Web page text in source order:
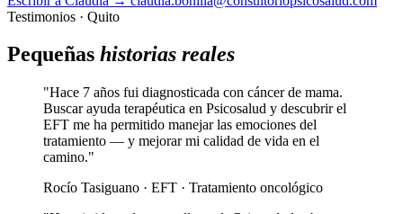
Testimonios · Quito
Pequeñas historias reales
"Hace 7 años fui diagnosticada con cáncer de mama.
Buscar ayuda terapéutica en Psicosalud y descubrir el
EFT me ha permitido manejar las emociones del
tratamiento — y mejorar mi calidad de vida en el
camino."
Rocío Tasiguano · EFT · Tratamiento oncológico